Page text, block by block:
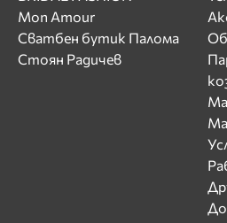
Mon Amour
Сватбен бутик Палома
Стоян Радичев